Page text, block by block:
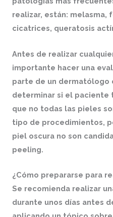
realizar, están: melasma,
cicatrices, queratosis
Antes de realizar
importante hacer una
parte de un dermatólogo
determinar si el paciente
que no todas las pieles
tipo de procedimientos,
piel oscura no son
peeling.
¿Cómo prepararse para
Se recomienda realizar
durante unos días antes